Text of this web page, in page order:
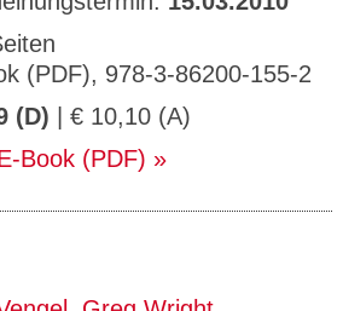
(PDF), 978-3-86200-155-2
(D) | € 10,10 (A)
Book (PDF)